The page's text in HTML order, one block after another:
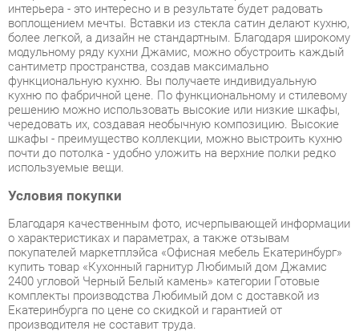
сантиметр пространства, создав максимально
функциональную кухню. Вы получаете индивидуальную
кухню по фабричной цене. По функциональному и стилевому
решению можно использовать высокие или низкие шкафы,
чередовать их, создавая необычную композицию. Высокие
шкафы - преимущество коллекции, можно выстроить кухню
почти до потолка - удобно уложить на верхние полки редко
используемые вещи.
Условия покупки
Благодаря качественным фото, исчерпывающей информации
о характеристиках и параметрах, а также отзывам
купить товар «Кухонный гарнитур Любимый дом Джамис
комплекты производства Любимый дом с доставкой из
Екатеринбурга по цене со скидкой и гарантией от
производителя не составит труда.
Мы отправляем заказы в доставку ежедневно. Товары из
ассортимента в наличии на складе в Екатеринбурге вы
получите не позднее48-ми часовс момента оформления
заказа. Дополнительно вы можете заказать подъём на этаж